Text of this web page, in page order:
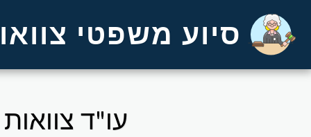
סיוע משפטי
עו"ד